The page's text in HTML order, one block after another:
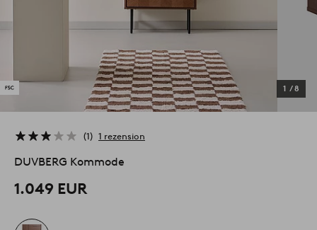
1 /8
1 1 rezension
DUVBERG Kommode
1.049 EUR